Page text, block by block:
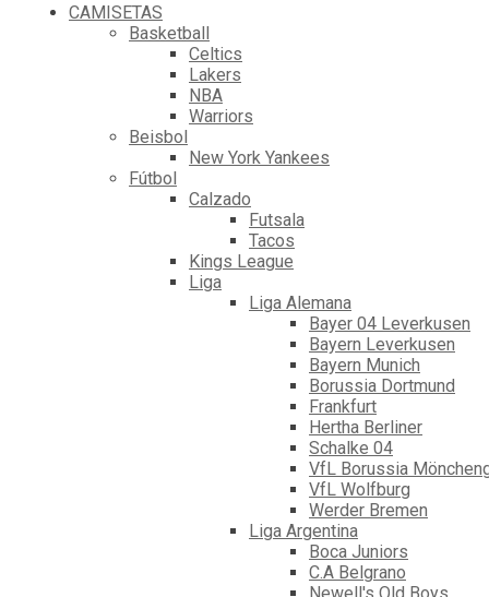
CAMISETAS
Basketball
Celtics
Lakers
NBA
Warriors
Beisbol
New York Yankees
Fútbol
Calzado
Futsala
Tacos
Kings League
Liga
Liga Alemana
Bayer 04 Leverkusen
Bayern Leverkusen
Bayern Munich
Borussia Dortmund
Frankfurt
Hertha Berliner
Schalke 04
VfL Borussia
VfL Wolfburg
Werder Bremen
Liga Argentina
Boca Juniors
C.A Belgrano